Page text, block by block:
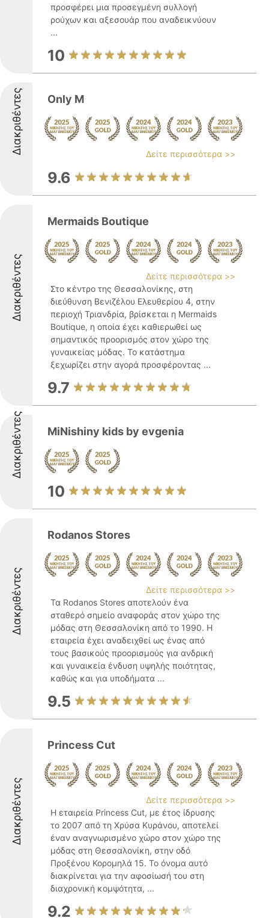
προσφέρει μια προσεγμένη συλλογή
ρούχων και αξεσουάρ που αναδεικνύουν
...
10
Διακριθέντες Only M
Δείτε περισσότερα >>
9.6
Διακριθέντες
Mermaids Boutique
Δείτε περισσότερα >>
Στο κέντρο της Θεσσαλονίκης, στη
διεύθυνση Βενιζέλου Ελευθερίου 4, στην
περιοχή Τριανδρία, βρίσκεται η Mermaids
Boutique, η οποία έχει καθιερωθεί ως
σημαντικός προορισμός στον χώρο της
γυναικείας μόδας. Το κατάστημα
ξεχωρίζει στην αγορά προσφέροντας ...
9.7
Διακριθέντες MiNishiny kids by evgenia
10
Διακριθέντες
Rodanos Stores
Δείτε περισσότερα >>
Τα Rodanos Stores αποτελούν ένα
σταθερό σημείο αναφοράς στον χώρο της
μόδας στη Θεσσαλονίκη από το 1990. Η
εταιρεία έχει αναδειχθεί ως ένας από
τους βασικούς προορισμούς για ανδρική
και γυναικεία ένδυση υψηλής ποιότητας,
καθώς και για υποδήματα ...
9.5
Διακριθέντες
Princess Cut
Δείτε περισσότερα >>
Η εταιρεία Princess Cut, με έτος ίδρυσης
το 2007 από τη Χρύσα Κυράνου, αποτελεί
έναν αναγνωρισμένο χώρο στον χώρο της
μόδας στη Θεσσαλονίκη, στην οδό
Προξένου Κορομηλά 15. Το όνομα αυτό
διακρίνεται για την αφοσίωσή του στη
διαχρονική κομψότητα, ...
9.2